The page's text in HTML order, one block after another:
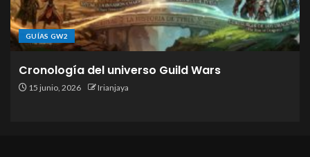
GUÍAS GW2
Cronología del universo Guild Wars
15 junio, 2026 Irianjaya